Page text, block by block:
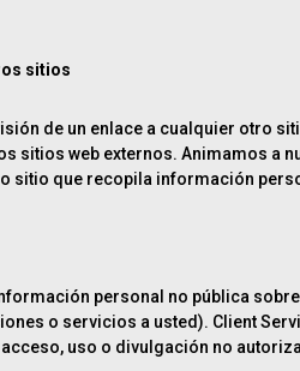
sitios
de un enlace a cualquier otro
sitios web externos. Animamos a
sitio que recopila información
personal no pública
o servicios a usted). Client
uso o divulgación no